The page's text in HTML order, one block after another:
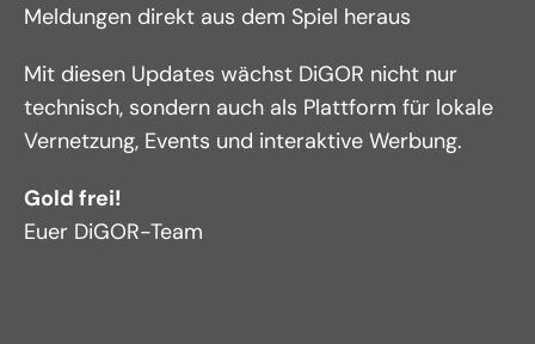
Meldungen direkt aus dem Spiel heraus
Mit diesen Updates wächst DiGOR nicht nur
technisch, sondern auch als Plattform für lokale
Vernetzung, Events und interaktive Werbung.
Gold frei!
Euer DiGOR-Team